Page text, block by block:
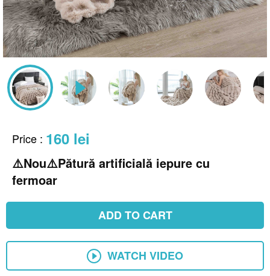
Price : 160 lei
⚠️Nou⚠️️Pătură artificială iepure cu
fermoar
ADD TO CART
WATCH VIDEO